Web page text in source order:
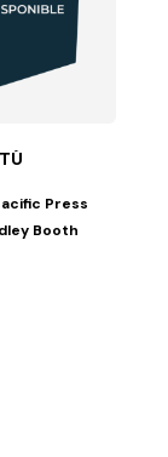
tenían una fe tan
Press
Booth